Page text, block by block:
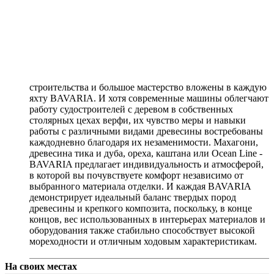
строительства и большое мастерство вложены в каждую
яхту BAVARIA. И хотя современные машины облегчают
работу судостроителей с деревом в собственных
столярных цехах верфи, их чувство меры и навыки
работы с различными видами древесины востребованы
каждодневно благодаря их незаменимости. Махагони,
древесина тика и дуба, ореха, каштана или Ocean Line -
BAVARIA предлагает индивидуальность и атмосферой,
в которой вы почувствуете комфорт независимо от
выбранного материала отделки. И каждая BAVARIA
демонстрирует идеальный баланс твердых пород
древесины и крепкого композита, поскольку, в конце
концов, вес использованных в интерьерах материалов и
оборудования также стабильно способствует высокой
мореходности и отличным ходовым характеристикам.
На своих местах